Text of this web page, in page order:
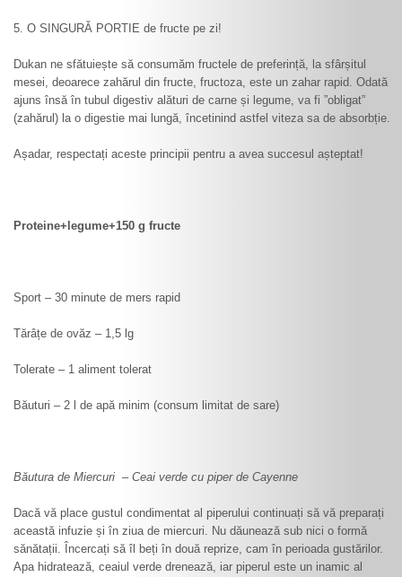
5. O SINGURĂ PORTIE de fructe pe zi!
Dukan ne sfătuiește să consumăm fructele de preferință, la sfârșitul
mesei, deoarece zahărul din fructe, fructoza, este un zahar rapid. Odată
ajuns însă în tubul digestiv alături de carne și legume, va fi ”obligat”
(zahărul) la o digestie mai lungă, încetinind astfel viteza sa de absorbție.
Așadar, respectați aceste principii pentru a avea succesul așteptat!
Proteine+legume+150 g fructe
Sport – 30 minute de mers rapid
Tărâțe de ovăz – 1,5 lg
Tolerate – 1 aliment tolerat
Băuturi – 2 l de apă minim (consum limitat de sare)
Băutura de Miercuri – Ceai verde cu piper de Cayenne
Dacă vă place gustul condimentat al piperului continuați să vă preparați
această infuzie și în ziua de miercuri. Nu dăunează sub nici o formă
sănătații. Încercați să îl beți în două reprize, cam în perioada gustărilor.
Apa hidratează, ceaiul verde drenează, iar piperul este un inamic al